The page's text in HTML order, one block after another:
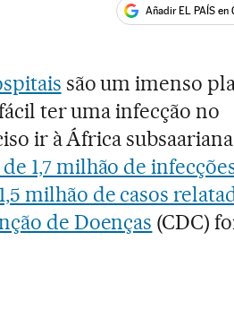
Añadir EL PAÍS en
são um imenso
ter uma infecção no
ir à África
1,7 milhão de
1,5 milhão de casos
de Doenças (CDC)